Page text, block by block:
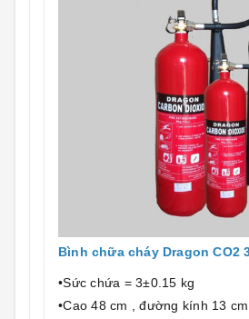
Bình chữa cháy Dragon CO2
•Sức chứa = 3±0.15 kg
•Cao 48 cm , đường kính 13 cm